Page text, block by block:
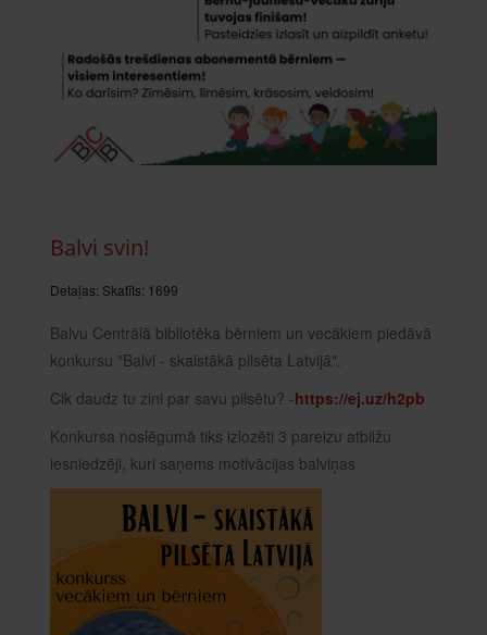
Balvi svin!
Detaļas: Skatīts: 1699
Balvu Centrālā bibliotēka bērniem un vecākiem piedāvā
konkursu "Balvi - skaistākā pilsēta Latvijā".
Cik daudz tu zini par savu pilsētu? -https://ej.uz/h2pb
Konkursa noslēgumā tiks izlozēti 3 pareizu atbilžu
iesniedzēji, kuri saņems motivācijas balviņas